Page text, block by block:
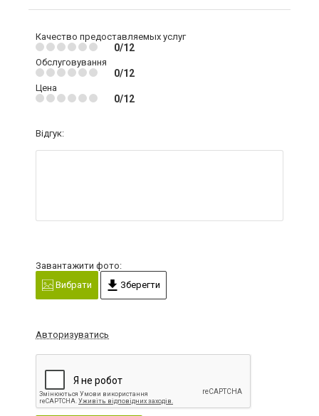
Качество предоставляемых услуг
0/12
Обслуговування
0/12
Цена
0/12
Відгук:
Завантажити фото:
Вибрати
Зберегти
Авторизуватись